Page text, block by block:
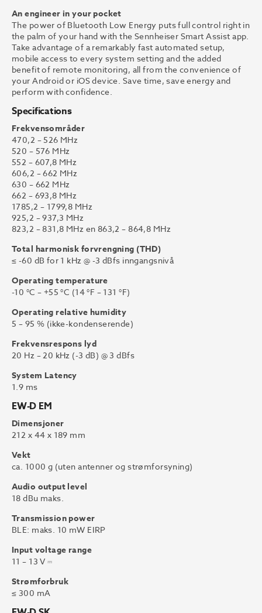
An engineer in your pocket
The power of Bluetooth Low Energy puts full control right in
the palm of your hand with the Sennheiser Smart Assist app.
Take advantage of a remarkably fast automated setup,
mobile access to every system setting and the added
benefit of remote monitoring, all from the convenience of
your Android or iOS device. Save time, save energy and
perform with confidence.
Specifications
Frekvensområder
470,2 – 526 MHz
520 – 576 MHz
552 – 607,8 MHz
606,2 – 662 MHz
630 – 662 MHz
662 – 693,8 MHz
1785,2 – 1799,8 MHz
925,2 – 937,3 MHz
823,2 – 831,8 MHz en 863,2 – 864,8 MHz
Total harmonisk forvrengning (THD)
≤ -60 dB for 1 kHz @ -3 dBfs inngangsnivå
Operating temperature
-10 °C – +55 °C (14 °F – 131 °F)
Operating relative humidity
5 – 95 % (ikke-kondenserende)
Frekvensrespons lyd
20 Hz – 20 kHz (-3 dB) @ 3 dBfs
System Latency
1.9 ms
EW-D EM
Dimensjoner
212 x 44 x 189 mm
Vekt
ca. 1000 g (uten antenner og strømforsyning)
Audio output level
18 dBu maks.
Transmission power
BLE: maks. 10 mW EIRP
Input voltage range
11 – 13 V ⎓
Strømforbruk
≤ 300 mA